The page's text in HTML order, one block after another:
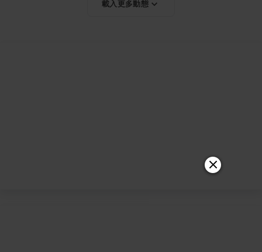
載入更多動態